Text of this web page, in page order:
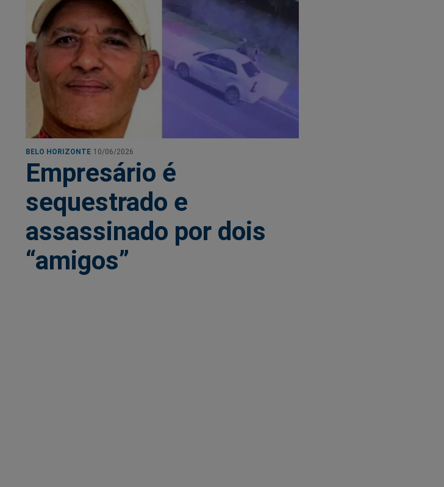
BELO HORIZONTE 10/06/2026
Empresário é
sequestrado e
assassinado por dois
“amigos”